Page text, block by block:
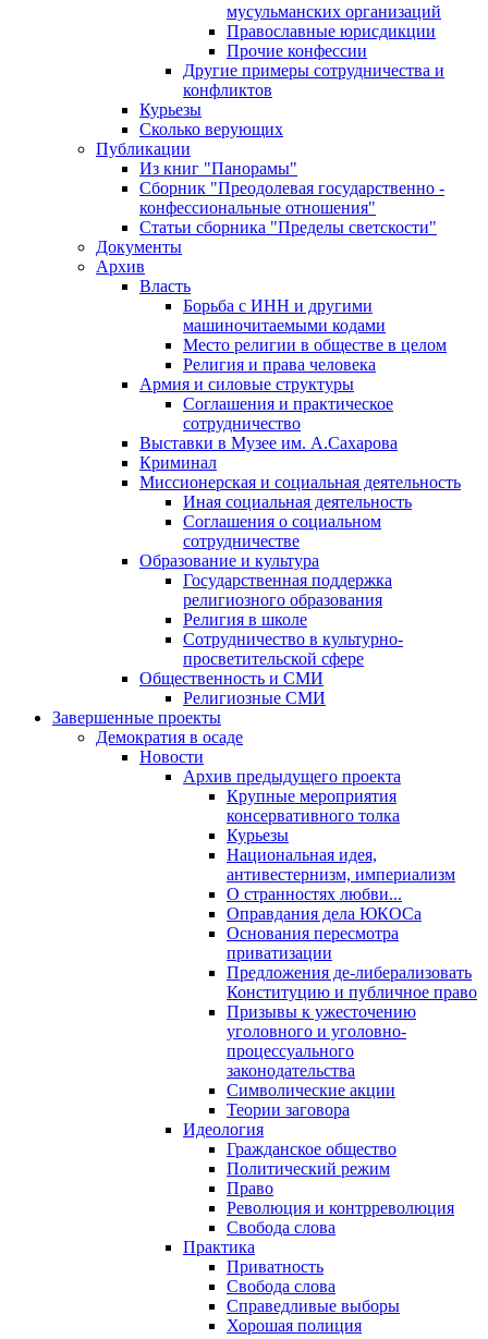
мусульманских организаций
Православные юрисдикции
Прочие конфессии
Другие примеры сотрудничества и
конфликтов
Курьезы
Сколько верующих
Публикации
Из книг "Панорамы"
Сборник "Преодолевая государственно -
конфессиональные отношения"
Статьи сборника "Пределы светскости"
Документы
Архив
Власть
Борьба с ИНН и другими
машиночитаемыми кодами
Место религии в обществе в целом
Религия и права человека
Армия и силовые структуры
Соглашения и практическое
сотрудничество
Выставки в Музее им. А.Сахарова
Криминал
Миссионерская и социальная деятельность
Иная социальная деятельность
Соглашения о социальном
сотрудничестве
Образование и культура
Государственная поддержка
религиозного образования
Религия в школе
Сотрудничество в культурно-
просветительской сфере
Общественность и СМИ
Религиозные СМИ
Завершенные проекты
Демократия в осаде
Новости
Архив предыдущего проекта
Крупные мероприятия
консервативного толка
Курьезы
Национальная идея,
антивестернизм, империализм
О странностях любви...
Оправдания дела ЮКОСа
Основания пересмотра
приватизации
Предложения де-либерализовать
Конституцию и публичное право
Призывы к ужесточению
уголовного и уголовно-
процессуального
законодательства
Символические акции
Теории заговора
Идеология
Гражданское общество
Политический режим
Право
Революция и контрреволюция
Свобода слова
Практика
Приватность
Свобода слова
Справедливые выборы
Хорошая полиция